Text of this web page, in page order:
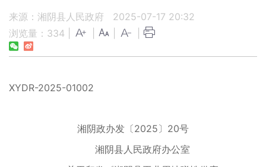
来源：湘阴县人民政府
2025-07-17 20:32
浏览量： 334
XYDR-2025-01002
湘阴政办发〔2025〕20号
湘阴县人民政府办公室